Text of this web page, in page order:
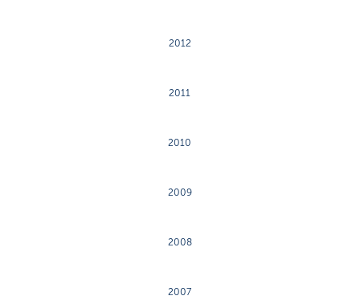
2012
2011
2010
2009
2008
2007